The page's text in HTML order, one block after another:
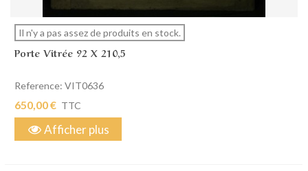
Il n'y a pas assez de produits en stock.
Porte Vitrée 92 X 210,5
Reference: VIT0636
650,00 € TTC
Afficher plus